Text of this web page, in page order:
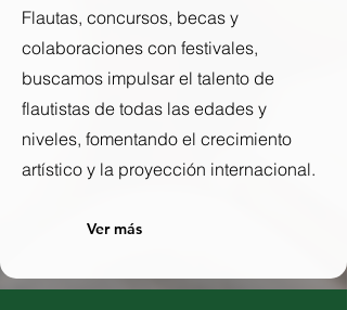
Flautas, concursos, becas y
colaboraciones con festivales,
buscamos impulsar el talento de
flautistas de todas las edades y
niveles, fomentando el crecimiento
artístico y la proyección internacional.
Ver más